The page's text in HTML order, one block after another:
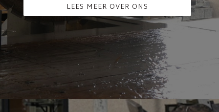
LEES MEER OVER ONS